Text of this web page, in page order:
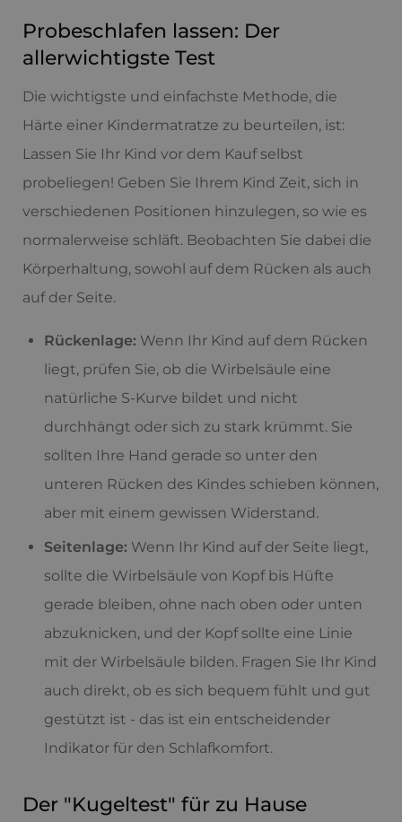
Probeschlafen lassen: Der
allerwichtigste Test
Die wichtigste und einfachste Methode, die
Härte einer Kindermatratze zu beurteilen, ist:
Lassen Sie Ihr Kind vor dem Kauf selbst
probeliegen! Geben Sie Ihrem Kind Zeit, sich in
verschiedenen Positionen hinzulegen, so wie es
normalerweise schläft. Beobachten Sie dabei die
Körperhaltung, sowohl auf dem Rücken als auch
auf der Seite.
Rückenlage: Wenn Ihr Kind auf dem Rücken
liegt, prüfen Sie, ob die Wirbelsäule eine
natürliche S-Kurve bildet und nicht
durchhängt oder sich zu stark krümmt. Sie
sollten Ihre Hand gerade so unter den
unteren Rücken des Kindes schieben können,
aber mit einem gewissen Widerstand.
Seitenlage: Wenn Ihr Kind auf der Seite liegt,
sollte die Wirbelsäule von Kopf bis Hüfte
gerade bleiben, ohne nach oben oder unten
abzuknicken, und der Kopf sollte eine Linie
mit der Wirbelsäule bilden. Fragen Sie Ihr Kind
auch direkt, ob es sich bequem fühlt und gut
gestützt ist - das ist ein entscheidender
Indikator für den Schlafkomfort.
Der "Kugeltest" für zu Hause